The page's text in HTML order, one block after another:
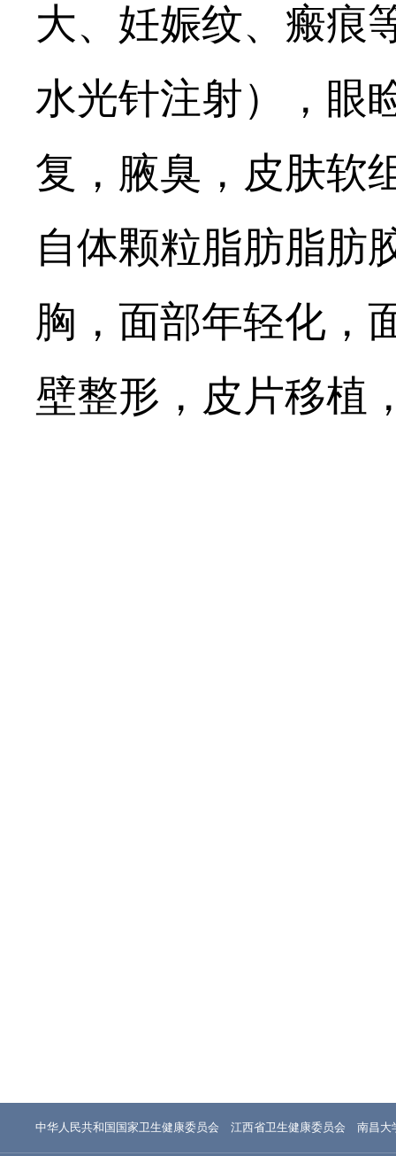
大、妊娠纹、瘢痕
水光针注射），眼
复，腋臭，皮肤软
自体颗粒脂肪脂肪
胸，面部年轻化，
壁整形，皮片移植
中华人民共和国国家卫生健康委员会 江西省卫生健康委员会 南昌大